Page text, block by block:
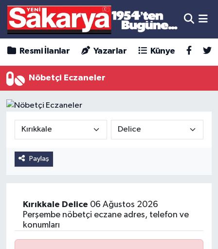
Resmi İlanlar Yazarlar Künye
Nöbetçi Eczaneler
Paylaş
Kırıkkale Delice 06 Ağustos 2026
Perşembe nöbetçi eczane adres, telefon ve
konumları